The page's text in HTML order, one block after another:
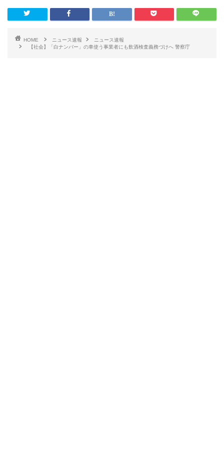
HOME ニュース速報
ニュース速報
【社会】「白ナンバー」の車使う事業者にも飲酒検査義務づけへ 警察庁